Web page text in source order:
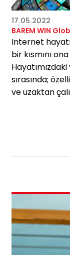
17.05.2022
BAREM WIN
Internet
bir kısmını
sırasında;
ve uzaktan